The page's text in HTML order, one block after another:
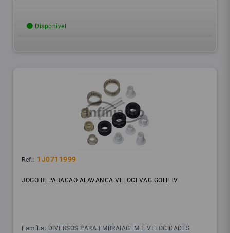
Disponível
Ref.: 1J0711999
JOGO REPARACAO ALAVANCA VELOCI VAG GOLF IV
Família: DIVERSOS PARA EMBRAIAGEM E VELOCIDADES